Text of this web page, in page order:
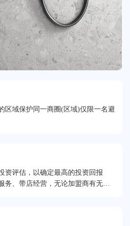
区域保护同一商圈(区域)仅限一名避
资评估，以确定最高的投资回报
务、带店经营，无论加盟商有无经